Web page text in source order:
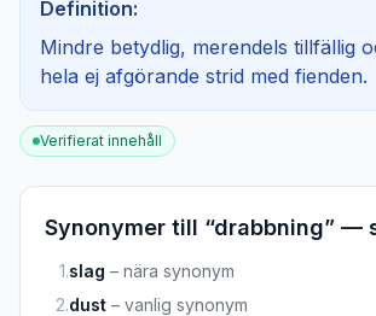
Definition:
Mindre betydlig, merendels tillfällig
hela ej afgörande strid med fienden.
Verifierat innehåll
Synonymer till “drabbning” —
1.slag – nära synonym
2.dust – vanlig synonym